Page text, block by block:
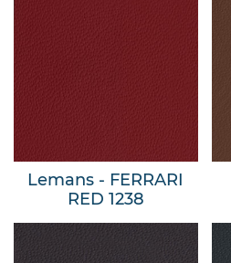
Lemans - FERRARI
RED 1238